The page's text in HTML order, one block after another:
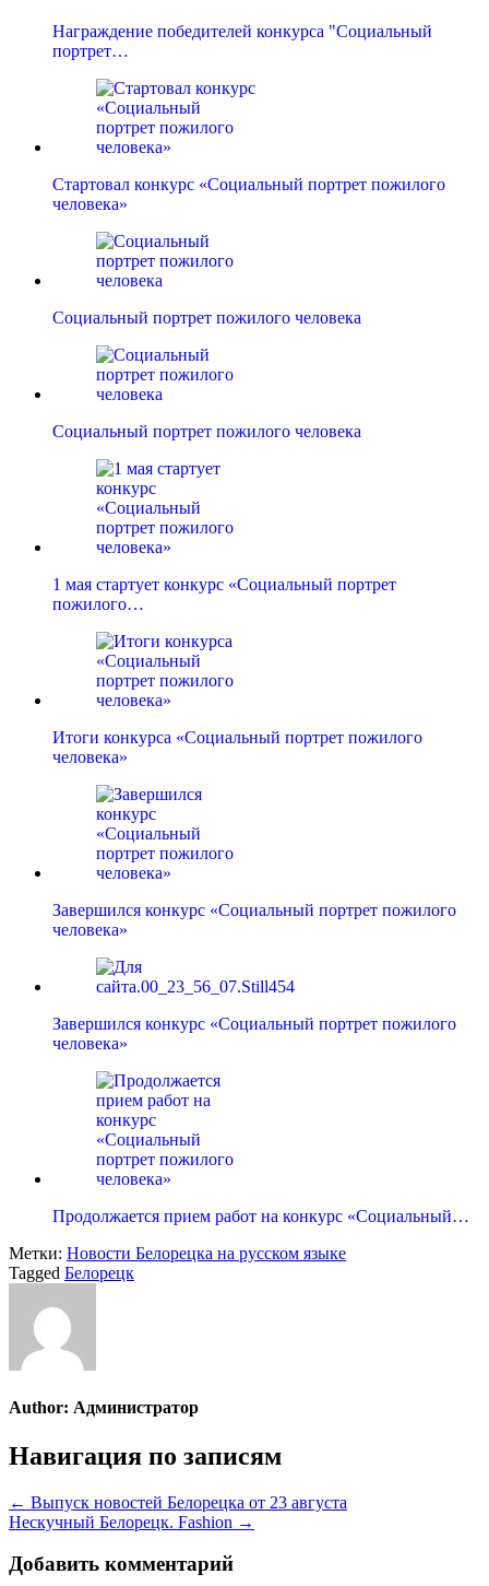
Награждение победителей конкурса "Социальный
портрет…
Стартовал конкурс «Социальный портрет пожилого
человека»
Социальный портрет пожилого человека
Социальный портрет пожилого человека
1 мая стартует конкурс «Социальный портрет
пожилого…
Итоги конкурса «Социальный портрет пожилого
человека»
Завершился конкурс «Социальный портрет пожилого
человека»
Завершился конкурс «Социальный портрет пожилого
человека»
Продолжается прием работ на конкурс «Социальный…
Метки: Новости Белорецка на русском языке
Tagged Белорецк
Author: Администратор
Навигация по записям
← Выпуск новостей Белорецка от 23 августа
Нескучный Белорецк. Fashion →
Добавить комментарий